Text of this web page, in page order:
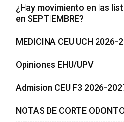
¿Hay movimiento en las
en SEPTIEMBRE?
MEDICINA CEU UCH 2026-
Opiniones EHU/UPV
Admision CEU F3 2026-
NOTAS DE CORTE